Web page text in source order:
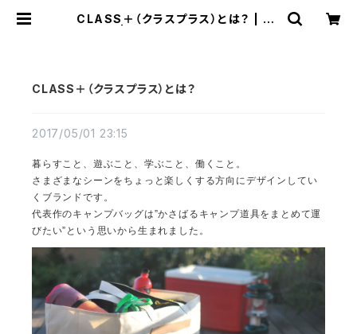
CLASS＋（クラスプラス）とは？ | CL
CLASS＋（クラスプラス）とは？
2017/05/01 23:15
暮らすこと、遊ぶこと、学ぶこと、働くこと。
さまざまなシーンをちょっと楽しくする方向にデザインしてい
くブランドです。
代表作のキャンプバッグは”かさばるキャンプ道具をまとめて運
びたい”という思いから生まれました。